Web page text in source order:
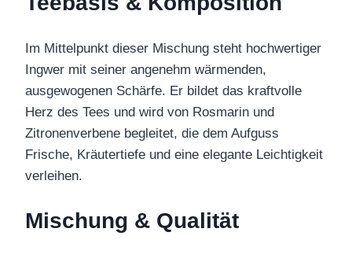
Im Mittelpunkt dieser Mischung steht hochwertiger
Ingwer mit seiner angenehm wärmenden,
ausgewogenen Schärfe. Er bildet das kraftvolle
Herz des Tees und wird von Rosmarin und
Zitronenverbene begleitet, die dem Aufguss
Frische, Kräutertiefe und eine elegante Leichtigkeit
verleihen.
Mischung & Qualität